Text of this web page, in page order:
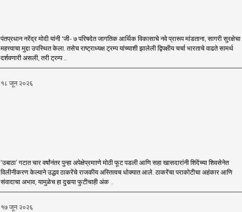
पंतप्रधान नरेंद्र मोदी यांनी 'जी- ७ परिषदेत जागतिक आर्थिक विकासाचे नवे प्रारूप मांडताना, सागरी सुरक्षेचा
महत्त्वाचा मुद्दा उपस्थित केला. तसेच राष्ट्राध्यक्ष ट्रम्प यांच्याशी झालेली द्विपक्षीय चर्चा भारताचे वाढते सामर्थ
दर्शवणारी असली, तरी ट्रम्प ..
१८ जून २०२६
‘उबाठा’ गटात चार वर्षांनंतर पुन्हा अपेक्षेप्रमााणे मोठी फूट पडली आणि सहा खासदारांनी शिंदेंच्या शिवसेनेत
विलीनीकरण केल्याने उद्धव ठाकरेंचे राजकीय अस्तित्वच धोक्यात आले. ठाकरेंचा पराकोटीचा अहंकार आणि
संवादाचा अभाव, यामुळेच हा दुसर्‍या फुटीचाही अंक ..
१७ जून २०२६